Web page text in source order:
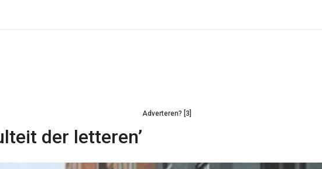
Adverteren? [3]
der letteren’